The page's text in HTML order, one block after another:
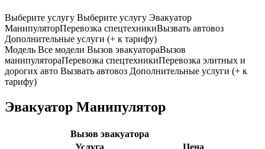
Выберите услугу Выберите услугу Эвакуатор
МанипуляторПеревозка спецтехникиВызвать автовоз
Дополнительные услуги (+ к тарифу)
Модель Все модели Вызов эвакуатораВызов
манипулятораПеревозка спецтехникиПеревозка элитных и
дорогих авто Вызвать автовоз Дополнительные услуги (+ к
тарифу)
Эвакуатор Манипулятор
Вызов эвакуатора
Услуга
Цена